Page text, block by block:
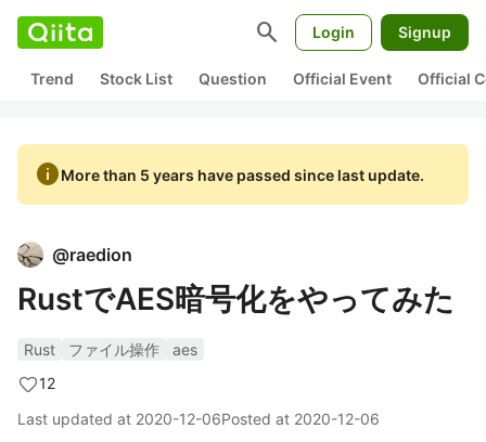
search Login Signup
Trend Stock List Question Official Event Official
infoMore than 5 years have passed since last update.
@raedion
RustでAES暗号化をやってみた
Rust ファイル操作
aes
12
Last updated at 2020-12-06Posted at 2020-12-06